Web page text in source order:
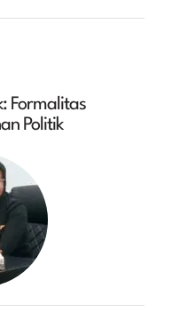
Formalitas
Politik